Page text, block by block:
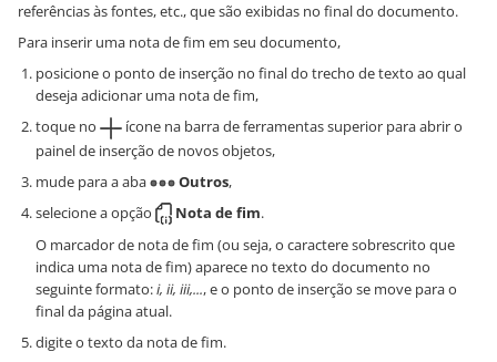
referências às fontes, etc., que são exibidas no final do documento.
Para inserir uma nota de fim em seu documento,
posicione o ponto de inserção no final do trecho de texto ao qual
deseja adicionar uma nota de fim,
toque no
ícone na barra de ferramentas superior para abrir o
painel de inserção de novos objetos,
mude para a aba
Outros,
selecione a opção
Nota de fim.
O marcador de nota de fim (ou seja, o caractere sobrescrito que
indica uma nota de fim) aparece no texto do documento no
seguinte formato:i, ii, iii,..., e o ponto de inserção se move para o
final da página atual.
digite o texto da nota de fim.